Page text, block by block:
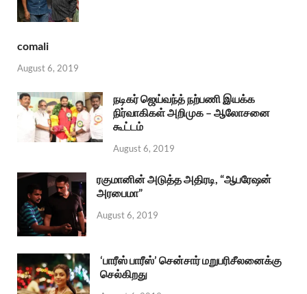
comali
August 6, 2019
நடிகர் ஜெய்வந்த் நற்பணி இயக்க
நிர்வாகிகள் அறிமுக – ஆலோசனை
கூட்டம்
August 6, 2019
ரகுமானின் அடுத்த அதிரடி, “ஆபரேஷன்
அரபைமா”
August 6, 2019
‘பாரீஸ் பாரீஸ்’ சென்சார் மறுபரிசீலனைக்கு
செல்கிறது